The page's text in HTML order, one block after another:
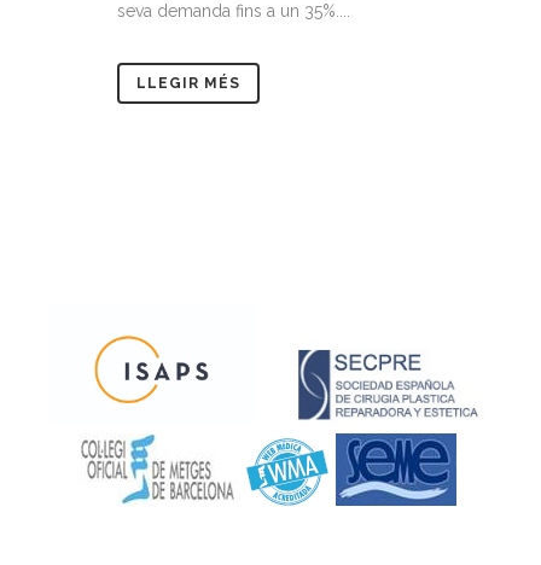
seva demanda fins a un 35%....
LLEGIR MÉS